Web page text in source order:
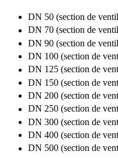
DN 50 (section de
DN 70 (section de
DN 90 (section de
DN 100 (section de
DN 125 (section de
DN 150 (section de
DN 200 (section de
DN 250 (section de
DN 300 (section de
DN 400 (section de
DN 500 (section de